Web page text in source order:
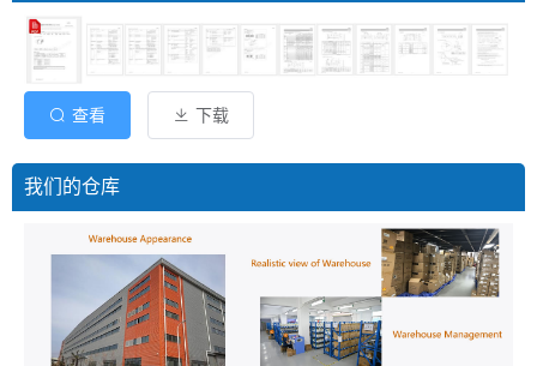
查看 下载
我们的仓库